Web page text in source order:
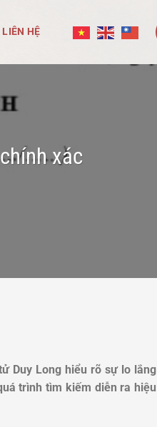
LIÊN HỆ
xác
Duy Long hiểu rõ sự lo lắng
trình tìm kiếm diễn ra hiệu